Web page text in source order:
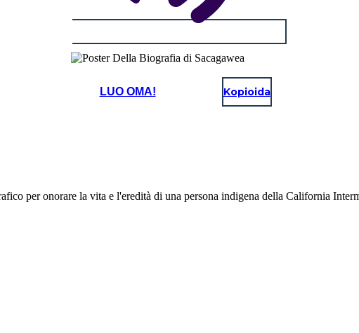
LUO OMA! Kopioida
per onorare la vita e l'eredità di una persona indigena della California